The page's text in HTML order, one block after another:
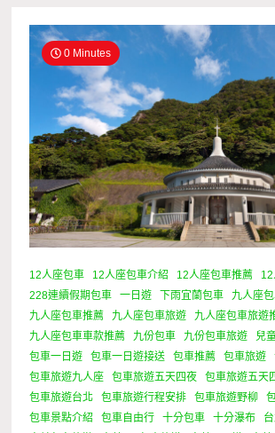
0 Minutes
12人座包車 12人座包車介紹 12人座包車推薦
228連續假期包車
一日遊 下雨宜蘭包車
九人座
九人座包車推薦
九人座包車旅遊
九人座包車旅遊
九人座包車車款推薦
九份包車 九份包車旅遊
兒
包車一日遊
包車一日遊接送 包車推薦 包車旅遊
包車旅遊九人座
包車旅遊五天四夜
包車旅遊五天
包車旅遊台北
包車旅遊行程安排 包車旅遊野柳
包車景點介紹
包車自由行 十分包車 十分瀑布